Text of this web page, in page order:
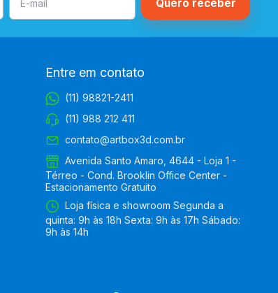
Entre em contato
(11) 98821-2411
(11) 988 212 411
contato@artbox3d.com.br
Avenida Santo Amaro, 4644 - Loja 1 -
Térreo - Cond. Brooklin Office Center -
Estacionamento Gratuito
Loja física e showroom Segunda a
quinta: 9h às 18h Sexta: 9h às 17h Sábado:
9h às 14h